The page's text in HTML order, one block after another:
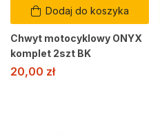
Dodaj do koszyka
Chwyt motocyklowy ONYX
komplet 2szt BK
20,00 zł